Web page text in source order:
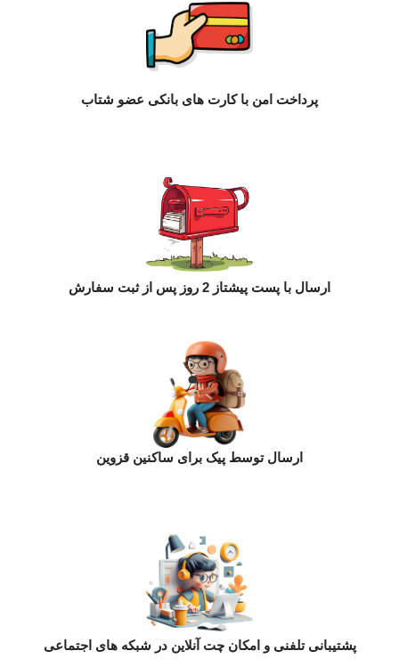
پرداخت امن با کارت های بانکی عضو شتاب
ارسال با پست پیشتاز 2 روز پس از ثبت سفارش
ارسال توسط پیک برای ساکنین قزوین
پشتیبانی تلفنی و امکان چت آنلاین در شبکه های اجتماعی